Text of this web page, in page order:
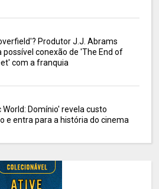
Produtor J.J. Abrams
possível conexão de 'The End of
com a franquia
Domínio' revela custo
e entra para a história do cinema